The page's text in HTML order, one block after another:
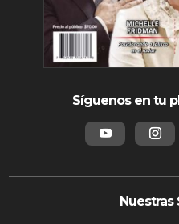
Síguenos en tu
Nuestras